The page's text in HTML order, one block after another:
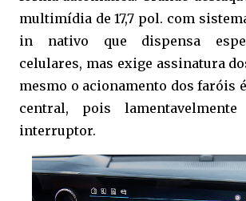
multimídia de 17,7 pol. com
in nativo que dispensa
celulares, mas exige assinatura
mesmo o acionamento dos faróis
central, pois
interruptor.